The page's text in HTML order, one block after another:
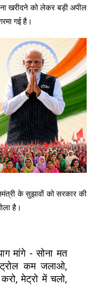
खरीदने को लेकर बड़ी अपील
गई है।
के सुझावों को सरकार की
है।
मांगे - सोना मत
कम जलाओ,
मेट्रो में चलो,